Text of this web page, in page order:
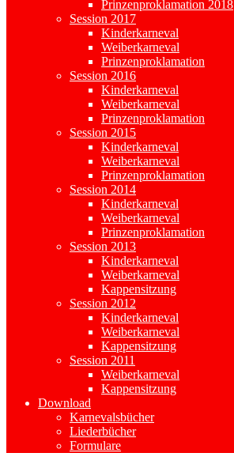
Prinzenproklamation 2018
Session 2017
Kinderkarneval
Weiberkarneval
Prinzenproklamation
Session 2016
Kinderkarneval
Weiberkarneval
Prinzenproklamation
Session 2015
Kinderkarneval
Weiberkarneval
Prinzenproklamation
Session 2014
Kinderkarneval
Weiberkarneval
Prinzenproklamation
Session 2013
Kinderkarneval
Weiberkarneval
Kappensitzung
Session 2012
Kinderkarneval
Weiberkarneval
Kappensitzung
Session 2011
Weiberkarneval
Kappensitzung
Download
Karnevalsbücher
Liederbücher
Formulare